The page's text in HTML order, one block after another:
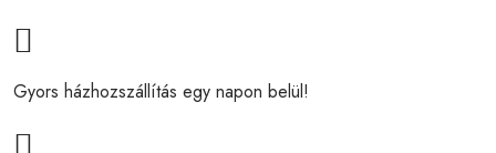
Gyors házhozszállítás egy napon belül!